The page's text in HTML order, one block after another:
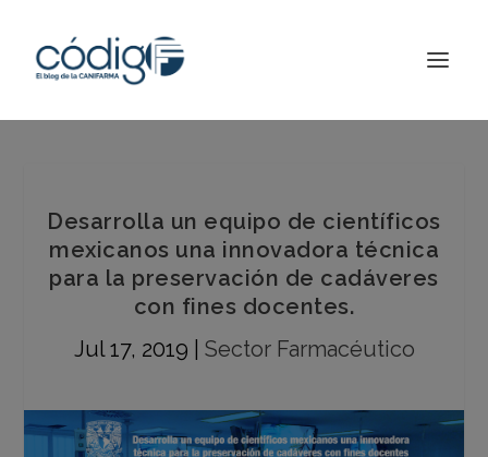
Desarrolla un equipo de científicos
mexicanos una innovadora técnica
para la preservación de cadáveres
con fines docentes.
Jul 17, 2019
Sector Farmacéutico